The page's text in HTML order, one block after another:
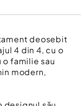
deosebit
4 din 4, cu o
familie sau
modern,